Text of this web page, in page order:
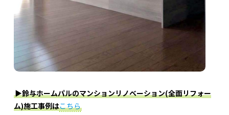
▶︎鈴与ホームパルのマンションリノベーション(全面リフォー
ム)施工事例はこちら